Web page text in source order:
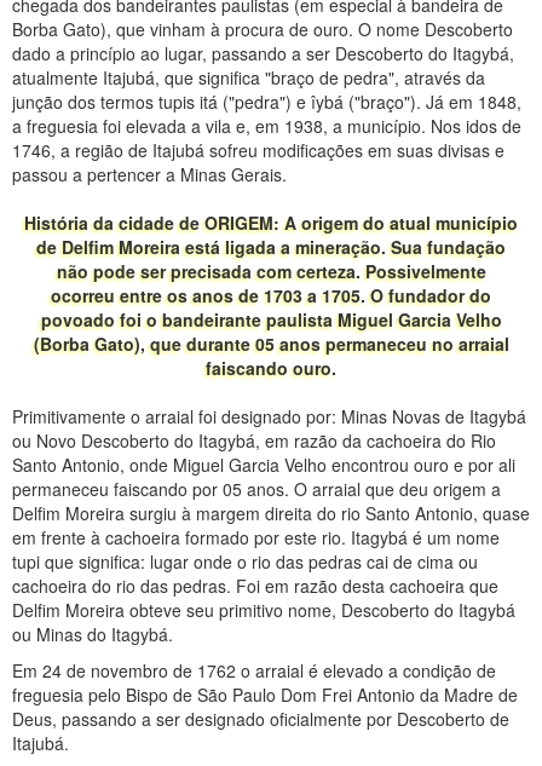
chegada dos bandeirantes paulistas (em especial à bandeira de
Borba Gato), que vinham à procura de ouro. O nome Descoberto
dado a princípio ao lugar, passando a ser Descoberto do Itagybá,
atualmente Itajubá, que significa "braço de pedra", através da
junção dos termos tupis itá ("pedra") e îybá ("braço"). Já em 1848,
a freguesia foi elevada a vila e, em 1938, a município. Nos idos de
1746, a região de Itajubá sofreu modificações em suas divisas e
passou a pertencer a Minas Gerais.
História da cidade de ORIGEM: A origem do atual município
de Delfim Moreira está ligada a mineração. Sua fundação
não pode ser precisada com certeza. Possivelmente
ocorreu entre os anos de 1703 a 1705. O fundador do
povoado foi o bandeirante paulista Miguel Garcia Velho
(Borba Gato), que durante 05 anos permaneceu no arraial
faiscando ouro.
Primitivamente o arraial foi designado por: Minas Novas de Itagybá
ou Novo Descoberto do Itagybá, em razão da cachoeira do Rio
Santo Antonio, onde Miguel Garcia Velho encontrou ouro e por ali
permaneceu faiscando por 05 anos. O arraial que deu origem a
Delfim Moreira surgiu à margem direita do rio Santo Antonio, quase
em frente à cachoeira formado por este rio. Itagybá é um nome
tupi que significa: lugar onde o rio das pedras cai de cima ou
cachoeira do rio das pedras. Foi em razão desta cachoeira que
Delfim Moreira obteve seu primitivo nome, Descoberto do Itagybá
ou Minas do Itagybá.
Em 24 de novembro de 1762 o arraial é elevado a condição de
freguesia pelo Bispo de São Paulo Dom Frei Antonio da Madre de
Deus, passando a ser designado oficialmente por Descoberto de
Itajubá.